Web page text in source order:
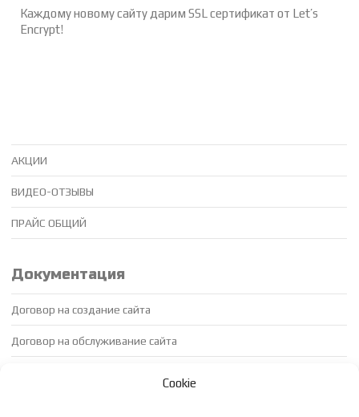
Cookie
Каждому новому сайту дарим SSL сертификат от Let’s
Encrypt!
АКЦИИ
ВИДЕО-ОТЗЫВЫ
ПРАЙС ОБЩИЙ
Документация
Договор на создание сайта
Договор на обслуживание сайта